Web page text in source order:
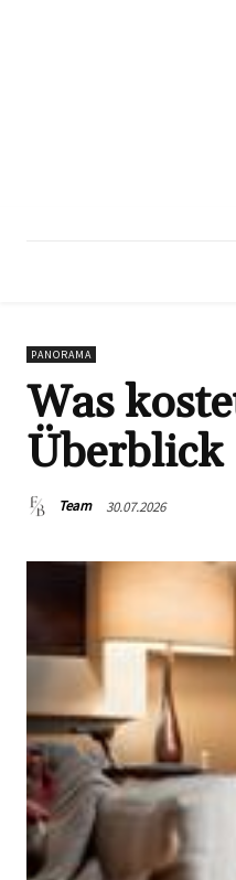
PANORAMA
Was
Überblick
Team 30.07.2026